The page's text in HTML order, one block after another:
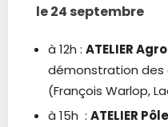
le 24 septembre
à 12h : ATELIER
démonstration des
(François Warlop,
à 15h : ATELIER